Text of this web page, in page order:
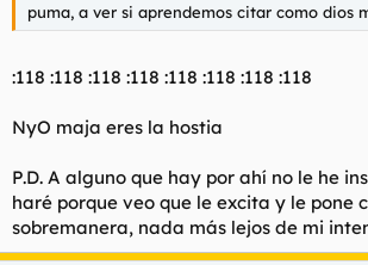
puma, a ver si aprendemos citar como dios
:118 :118 :118 :118 :118 :118 :118 :118
NyO maja eres la hostia
P.D. A alguno que hay por ahí no le he
haré porque veo que le excita y le pone
sobremanera, nada más lejos de mi